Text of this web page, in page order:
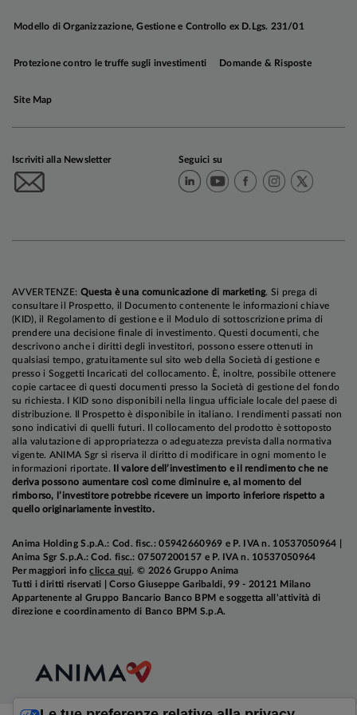
intensificarsi, complice la crisi energetica
la sensazione è che la spinta si stia esaurendo:
nel III trimestre ci aspettiamo una fase di
stagnazione dei consumi privati.
mentre in Area Euro e in Cina (dove gli sviluppi
restano benigni) il picco potrebbe arrivare fra IV
trimestre 2022 e I trimestre 2023. Negli Stati
Uniti, in particolare, l'Indice dei prezzi al consumo
di agosto ha sorpreso drasticamente al rialzo a
causa di forti pressioni su componenti come auto
usate, abitazioni, abbigliamento e articoli per la
casa e sanità ma restiamo convinti che nel medio
termine il trend di decelerazione dell'inflazione si
consoliderà.
Modello di Organizzazione, Gestione e Controllo ex D.Lgs. 231/01
Protezione contro le truffe sugli investimenti Domande & Risposte
Site Map
Iscriviti alla Newsletter Seguici su
AVVERTENZE: Questa è una comunicazione di marketing. Si prega di
consultare il Prospetto, il Documento contenente le informazioni chiave
(KID), il Regolamento di gestione e il Modulo di sottoscrizione prima di
prendere una decisione finale di investimento. Questi documenti, che
descrivono anche i diritti degli investitori, possono essere ottenuti in
qualsiasi tempo, gratuitamente sul sito web della Società di gestione e
presso i Soggetti Incaricati del collocamento. È, inoltre, possibile ottenere
copie cartacee di questi documenti presso la Società di gestione del fondo
su richiesta. I KID sono disponibili nella lingua ufficiale locale del paese di
distribuzione. Il Prospetto è disponibile in italiano. I rendimenti passati non
sono indicativi di quelli futuri. Il collocamento del prodotto è sottoposto
alla valutazione di appropriatezza o adeguatezza prevista dalla normativa
vigente. ANIMA Sgr si riserva il diritto di modificare in ogni momento le
informazioni riportate.
Il valore dell’investimento e il rendimento che ne
deriva possono aumentare così come diminuire e, al momento del
rimborso, l’investitore potrebbe ricevere un importo inferiore rispetto a
quello originariamente investito.
Anima Holding S.p.A.: Cod. fisc.: 05942660969 e P. IVA n. 10537050964 |
Anima Sgr S.p.A.: Cod. fisc.: 07507200157 e P. IVA n. 10537050964
Per maggiori infoclicca qui. © 2026 Gruppo Anima
Tutti i diritti riservati | Corso Giuseppe Garibaldi, 99 - 20121 Milano
Appartenente al Gruppo Bancario Banco BPM e soggetta all'attività di
direzione e coordinamento di Banco BPM S.p.A.